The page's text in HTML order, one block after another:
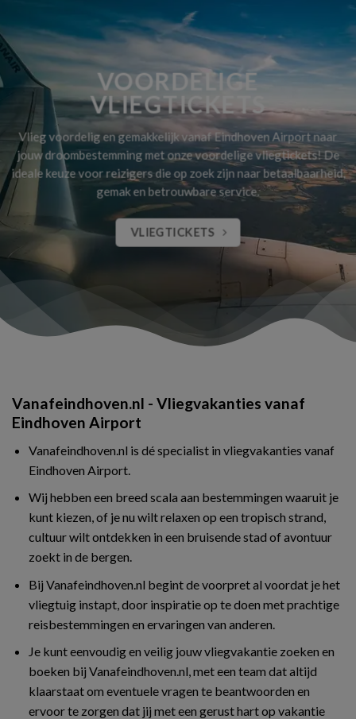
VOORDELIGE
VLIEGTICKETS
Vlieg voordelig en gemakkelijk vanaf Eindhoven Airport naar
jouw droombestemming met onze voordelige vliegtickets! De
ideale keuze voor reizigers die op zoek zijn naar betaalbaarheid,
gemak en betrouwbare service.
VLIEGTICKETS
Vanafeindhoven.nl - Vliegvakanties vanaf
Eindhoven Airport
Vanafeindhoven.nl is dé specialist in vliegvakanties vanaf
Eindhoven Airport.
Wij hebben een breed scala aan bestemmingen waaruit je
kunt kiezen, of je nu wilt relaxen op een tropisch strand,
cultuur wilt ontdekken in een bruisende stad of avontuur
zoekt in de bergen.
Bij Vanafeindhoven.nl begint de voorpret al voordat je het
vliegtuig instapt, door inspiratie op te doen met prachtige
reisbestemmingen en ervaringen van anderen.
Je kunt eenvoudig en veilig jouw vliegvakantie zoeken en
boeken bij Vanafeindhoven.nl, met een team dat altijd
klaarstaat om eventuele vragen te beantwoorden en
ervoor te zorgen dat jij met een gerust hart op vakantie